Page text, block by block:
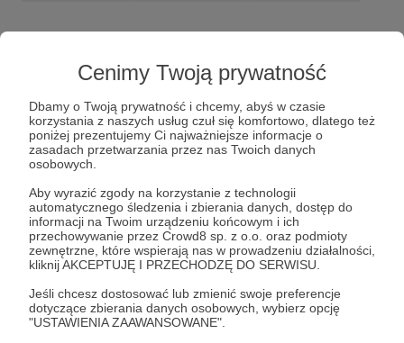
Cenimy Twoją prywatność
Dbamy o Twoją prywatność i chcemy, abyś w czasie
korzystania z naszych usług czuł się komfortowo, dlatego też
poniżej prezentujemy Ci najważniejsze informacje o
zasadach przetwarzania przez nas Twoich danych
osobowych.
Aby wyrazić zgody na korzystanie z technologii
automatycznego śledzenia i zbierania danych, dostęp do
informacji na Twoim urządzeniu końcowym i ich
przechowywanie przez Crowd8 sp. z o.o. oraz podmioty
zewnętrzne, które wspierają nas w prowadzeniu działalności,
kliknij AKCEPTUJĘ I PRZECHODZĘ DO SERWISU.
Jeśli chcesz dostosować lub zmienić swoje preferencje
dotyczące zbierania danych osobowych, wybierz opcję
"USTAWIENIA ZAAWANSOWANE".
Dołącz do grona Patronów!
Wesprzyj działalność Autora Sprawy Wschodu
teraz!
Zostań Patronem